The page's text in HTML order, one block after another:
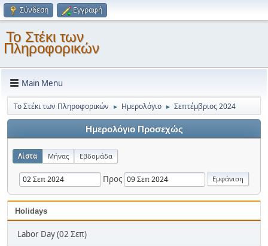
Σύνδεση Εγγραφή
Το Στέκι των
Πληροφορικών
Main Menu
Το Στέκι των Πληροφορικών ► Ημερολόγιο ► Σεπτέμβριος 2024
Ημερολόγιο Προσεχώς
Λίστα Μήνας Εβδομάδα
Προς
Holidays
Labor Day (02 Σεπ)